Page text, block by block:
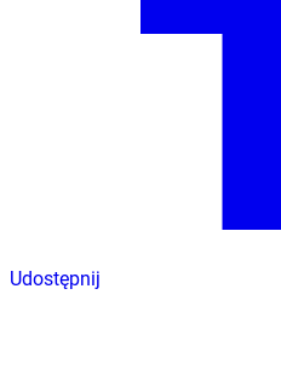
Udostępnij